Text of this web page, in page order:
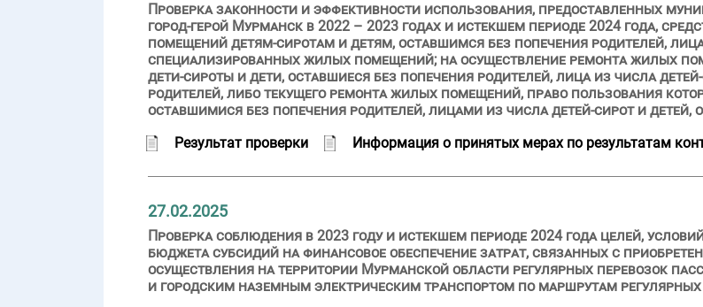
Проверка законности и эффективности использования, предоставленных
город-герой Мурманск в 2022 – 2023 годах и истекшем периоде 2024 года,
помещений детям-сиротам и детям, оставшимся без попечения родителей,
специализированных жилых помещений; на осуществление ремонта жилых
дети-сироты и дети, оставшиеся без попечения родителей, лица из числа
родителей, либо текущего ремонта жилых помещений, право пользования
оставшимися без попечения родителей, лицами из числа детей-сирот и детей,
Результат проверки
Информация о принятых мерах по результатам
27.02.2025
Проверка соблюдения в 2023 году и истекшем периоде 2024 года целей,
бюджета субсидий на финансовое обеспечение затрат, связанных с
осуществления на территории Мурманской области регулярных перевозок
и городским наземным электрическим транспортом по маршрутам